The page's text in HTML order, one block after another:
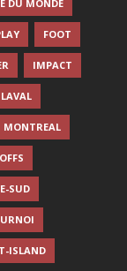
DU MONDE
FOOT
IMPACT
LAVAL
MONTREAL
SUD
ISLAND